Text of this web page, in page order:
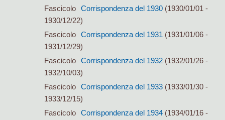
Fascicolo
Corrispondenza del 1930(1930/01/01 -
1930/12/22)
Fascicolo
Corrispondenza del 1931 (1931/01/06 -
1931/12/29)
Fascicolo
Corrispondenza del 1932(1932/01/26 -
1932/10/03)
Fascicolo
Corrispondenza del 1933(1933/01/30 -
1933/12/15)
Fascicolo
Corrispondenza del 1934(1934/01/16 -